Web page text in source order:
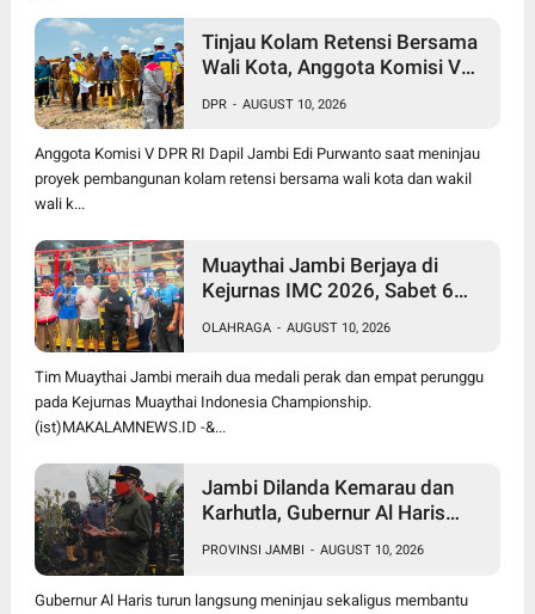
Tinjau Kolam Retensi Bersama
Wali Kota, Anggota Komisi V
jadi Solusi Kota Jambi Bebas
Banjir
DPR - AUGUST 10, 2026
Anggota Komisi V DPR RI Dapil Jambi Edi Purwanto saat meninjau
proyek pembangunan kolam retensi bersama wali kota dan wakil
wali k...
Muaythai Jambi Berjaya di
Kejurnas IMC 2026, Sabet 6
Nasional
OLAHRAGA - AUGUST 10, 2026
Tim Muaythai Jambi meraih dua medali perak dan empat perunggu
pada Kejurnas Muaythai Indonesia Championship.
(ist)MAKALAMNEWS.ID -&...
Jambi Dilanda Kemarau dan
Karhutla, Gubernur Al Haris
PROVINSI JAMBI - AUGUST 10, 2026
Gubernur Al Haris turun langsung meninjau sekaligus membantu